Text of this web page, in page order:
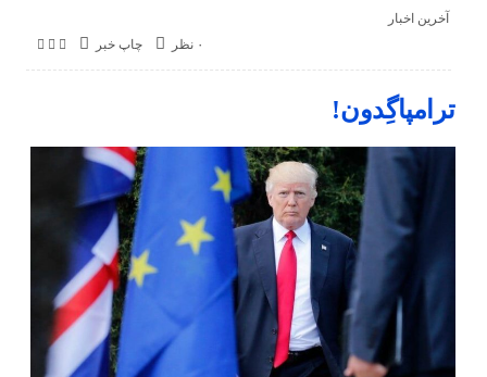
چاپ خبر ۰ نظر
آخرین اخبار
ترامپاگِدون!